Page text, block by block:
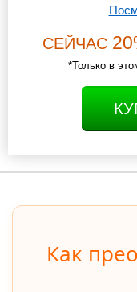
СЕЙЧАС
*Только в
Как